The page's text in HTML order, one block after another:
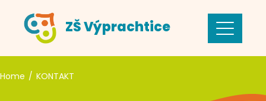
ZŠ Výprachtice
Home KONTAKT